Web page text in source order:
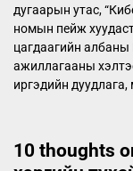
дугаарын утас,
номын пейж
цагдаагийн албаны
ажиллагааны
иргэдийн
10 thoughts